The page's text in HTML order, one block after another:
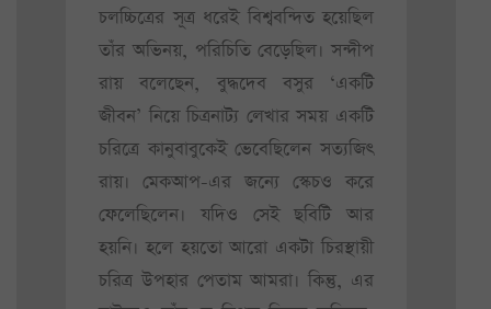
চলচ্চিত্রের সূত্র ধরেই বিশ্ববন্দিত হয়েছিল
তাঁর অভিনয়, পরিচিতি বেড়েছিল। সন্দীপ
রায় বলেছেন, বুদ্ধদেব বসুর ‘একটি
জীবন’ নিয়ে চিত্রনাট্য লেখার সময় একটি
চরিত্রে কানুবাবুকেই ভেবেছিলেন সত্যজিৎ
রায়। মেকআপ-এর জন্যে স্কেচও করে
ফেলেছিলেন। যদিও সেই ছবিটি আর
হয়নি। হলে হয়তো আরো একটা চিরস্থায়ী
চরিত্র উপহার পেতাম আমরা। কিন্তু, এর